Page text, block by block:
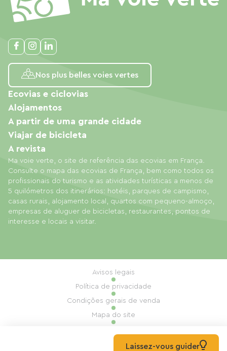
Nos plus belles voies vertes
Ma voie verte, o site de referência das ecovias em França.
Consulte o mapa das ecovias de França, bem como todos os
profissionais do turismo e as atividades turísticas a menos de
5 quilómetros dos itinerários: hotéis, parques de campismo,
casas rurais, alojamento local, quartos com pequeno-almoço,
empresas de aluguer de bicicletas, restaurantes, pontos de
interesse e locais a visitar.
Ecovias e ciclovias
Alojamentos
A partir de uma grande cidade
Viajar de bicicleta
A revista
Avisos legais
Política de privacidade
Condições gerais de venda
Mapa do site
Realização: Mill, PrivasLaissez-vous guider